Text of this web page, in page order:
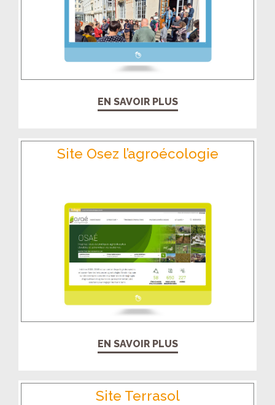
EN SAVOIR PLUS
Site Osez l’agroécologie
EN SAVOIR PLUS
Site Terrasol